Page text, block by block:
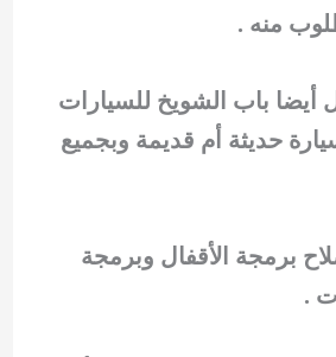
منه .
أيضا باب الشويخ للسيارات
حديثة أم قديمة وبجميع
برمجة الأقفال وبرمجة
.